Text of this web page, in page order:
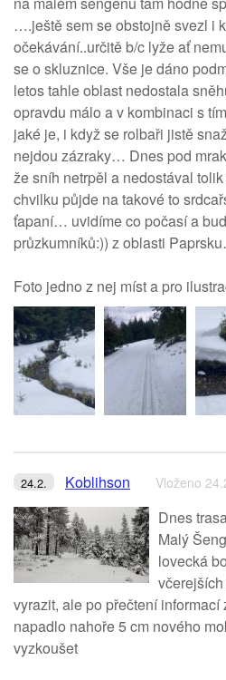
….ještě sem se obstojně svezl i
očekávání..určitě b/c lyže ať
se o skluznice. Vše je dáno
letos tahle oblast nedostala
opravdu málo a v kombinaci s
jaké je, i když se rolbaři jistě
nejdou zázraky… Dnes pod
že sníh netrpěl a nedostával
chvilku půjde na takové to
ťapaní… uvidíme co počasí a
průzkumníků:)) z oblasti
Foto jedno z nej míst a pro
24.2. Koblihson Vloženo
Dnes
Malý
lovecká
vyrazit, ale po přečtení
napadlo nahoře 5 cm nového
vyzkoušet